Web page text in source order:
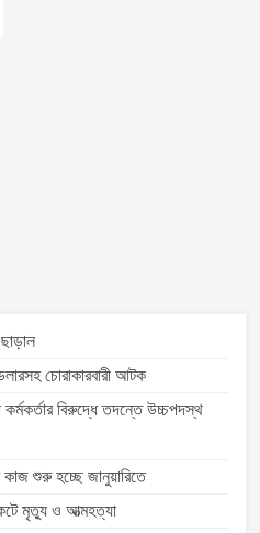
চোরাকারবারী আটক
কর্মকর্তার বিরুদ্ধে তদন্তে উচ্চপদস্থ
কাজ শুরু হচ্ছে জানুয়ারিতে
মৃত্যু ও আত্মহত্যা